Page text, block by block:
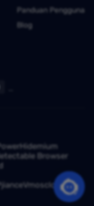
Panduan Pengguna
Blog
Hidemium
Browser
Vmoscloud